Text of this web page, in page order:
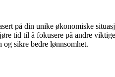
på din unike økonomiske
tid til å fokusere på andre
og sikre bedre lønnsomhet.